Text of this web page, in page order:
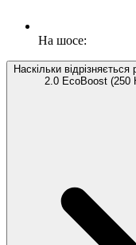
На шосе:
Наскільки
2.0 EcoBoost (250